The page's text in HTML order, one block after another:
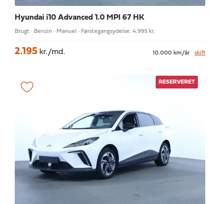
Hyundai i10 Advanced 1.0 MPI 67 HK
Brugt · Benzin · Manuel · Førstegangsydelse: 4.995 kr.
2.195 kr./md. 10.000 km/år skift
RESERVERET